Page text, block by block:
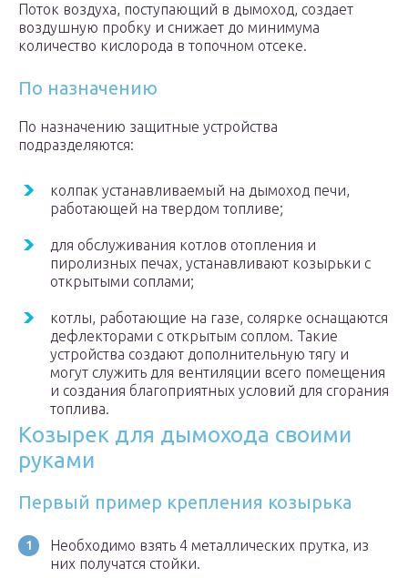
Поток воздуха, поступающий в дымоход, создает
воздушную пробку и снижает до минимума
количество кислорода в топочном отсеке.
По назначению
По назначению защитные устройства
подразделяются:
колпак устанавливаемый на дымоход печи,
работающей на твердом топливе;
для обслуживания котлов отопления и
пиролизных печах, устанавливают козырьки с
открытыми соплами;
котлы, работающие на газе, солярке оснащаются
дефлекторами с открытым соплом. Такие
устройства создают дополнительную тягу и
могут служить для вентиляции всего помещения
и создания благоприятных условий для сгорания
топлива.
Козырек для дымохода своими
руками
Первый пример крепления козырька
Необходимо взять 4 металлических прутка, из
них получатся стойки.